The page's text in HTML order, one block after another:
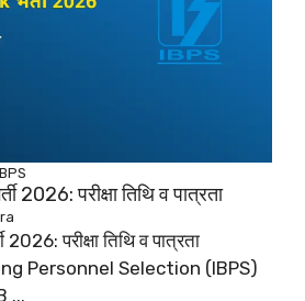
2026: परीक्षा तिथि व पात्रता
परीक्षा तिथि व पात्रता
Personnel Selection (IBPS)
...